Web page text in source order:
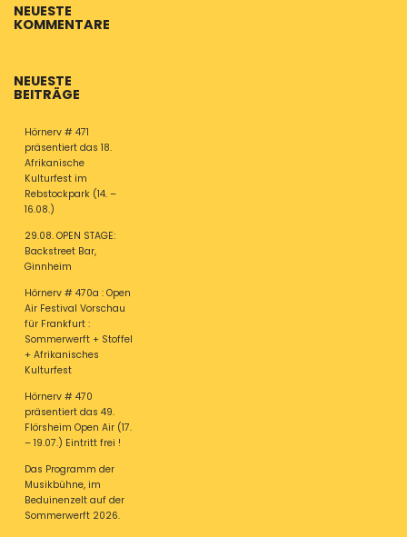
NEUESTE
KOMMENTARE
NEUESTE
BEITRÄGE
Hörnerv # 471
präsentiert das 18.
Afrikanische
Kulturfest im
Rebstockpark (14. –
16.08.)
29.08. OPEN STAGE:
Backstreet Bar,
Ginnheim
Hörnerv # 470a : Open
Air Festival Vorschau
für Frankfurt :
Sommerwerft + Stoffel
+ Afrikanisches
Kulturfest
Hörnerv # 470
präsentiert das 49.
Flörsheim Open Air (17.
– 19.07.) Eintritt frei !
Das Programm der
Musikbühne, im
Beduinenzelt auf der
Sommerwerft 2026.